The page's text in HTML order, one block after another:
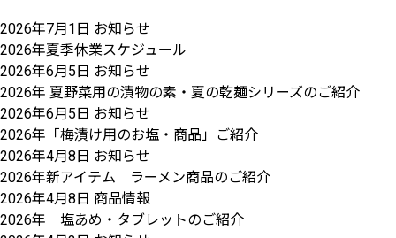
2026年7月1日 お知らせ
2026年夏季休業スケジュール
2026年6月5日 お知らせ
2026年 夏野菜用の漬物の素・夏の乾麺シリーズのご紹介
2026年6月5日 お知らせ
2026年「梅漬け用のお塩・商品」ご紹介
2026年4月8日 お知らせ
2026年新アイテム ラーメン商品のご紹介
2026年4月8日 商品情報
2026年 塩あめ・タブレットのご紹介